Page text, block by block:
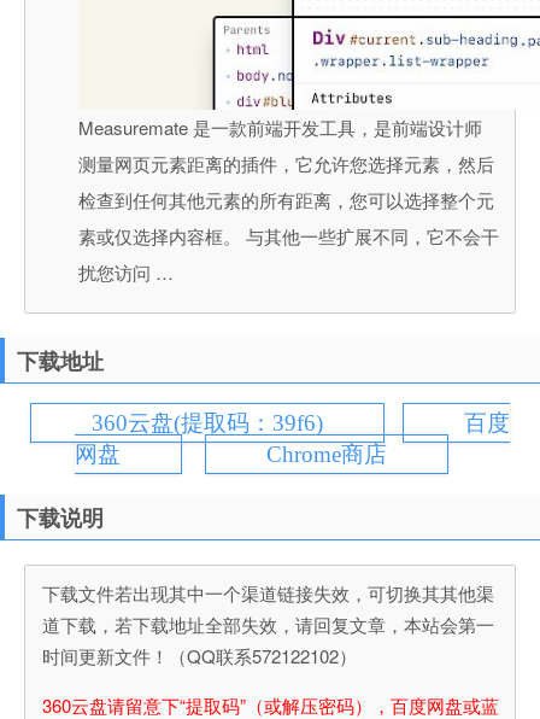
Measuremate 是一款前端开发工具，是前端设计师
测量网页元素距离的插件，它允许您选择元素，然后
检查到任何其他元素的所有距离，您可以选择整个元
素或仅选择内容框。 与其他一些扩展不同，它不会干
扰您访问 …
下载地址
360云盘(提取码：39f6)
百度
网盘
Chrome商店
下载说明
下载文件若出现其中一个渠道链接失效，可切换其其他渠
道下载，若下载地址全部失效，请回复文章，本站会第一
时间更新文件！（QQ联系572122102）
360云盘请留意下“提取码”（或解压密码），百度网盘或蓝